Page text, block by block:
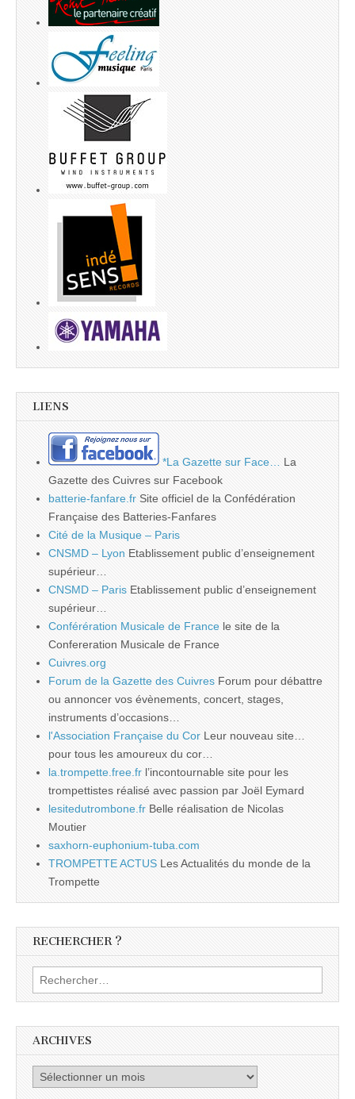
LIENS
*La Gazette sur Face…
La
Gazette des Cuivres sur Facebook
batterie-fanfare.fr Site officiel de la Confédération
Française des Batteries-Fanfares
Cité de la Musique – Paris
CNSMD – Lyon Etablissement public d’enseignement
supérieur…
CNSMD – Paris Etablissement public d’enseignement
supérieur…
Conférération Musicale de France le site de la
Confereration Musicale de France
Cuivres.org
Forum de la Gazette des Cuivres Forum pour débattre
ou annoncer vos évènements, concert, stages,
instruments d’occasions…
l'Association Française du Cor Leur nouveau site…
pour tous les amoureux du cor…
la.trompette.free.fr l’incontournable site pour les
trompettistes réalisé avec passion par Joël Eymard
lesitedutrombone.fr Belle réalisation de Nicolas
Moutier
saxhorn-euphonium-tuba.com
TROMPETTE ACTUS Les Actualités du monde de la
Trompette
RECHERCHER ?
Rechercher :
ARCHIVES
Archives